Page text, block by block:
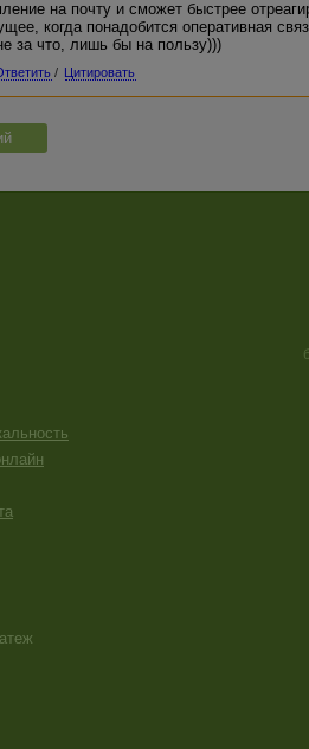
на почту и сможет быстрее
когда понадобится оперативная
за что, лишь бы на пользу)))
/ Цитировать